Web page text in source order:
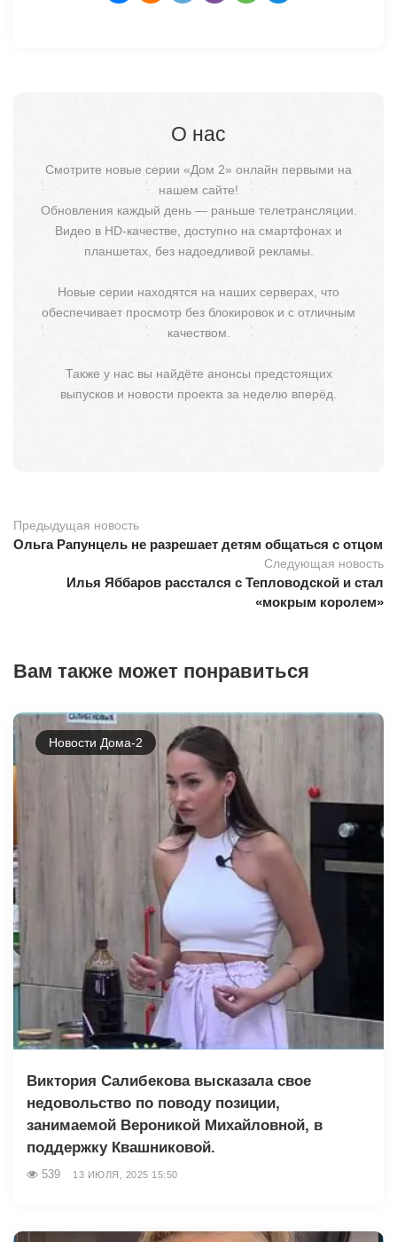
О нас
Смотрите новые серии «Дом 2» онлайн первыми на
нашем сайте!
Обновления каждый день — раньше телетрансляции.
Видео в HD-качестве, доступно на смартфонах и
планшетах, без надоедливой рекламы.
Новые серии находятся на наших серверах, что
обеспечивает просмотр без блокировок и с отличным
качеством.
Также у нас вы найдёте анонсы предстоящих
выпусков и новости проекта за неделю вперёд.
Предыдущая новость
Ольга Рапунцель не разрешает детям общаться с отцом
Следующая новость
Илья Яббаров расстался с Тепловодской и стал
«мокрым королем»
Вам также может понравиться
Новости Дома-2
Виктория Салибекова высказала свое
недовольство по поводу позиции,
занимаемой Вероникой Михайловной, в
поддержку Квашниковой.
539 13 ИЮЛЯ, 2025 15:50